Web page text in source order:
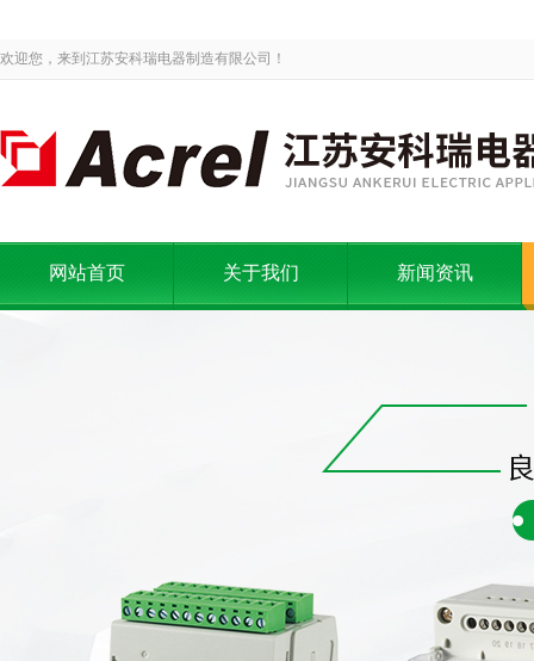
欢迎您，来到江苏安科瑞电器制造有限公司！
网站首页 关于我们 新闻资讯